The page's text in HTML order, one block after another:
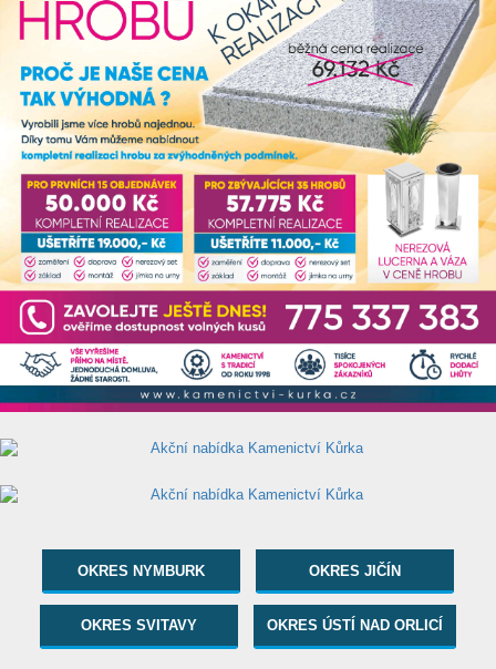
OKRES NYMBURK OKRES JIČÍN
OKRES SVITAVY OKRES ÚSTÍ NAD ORLICÍ